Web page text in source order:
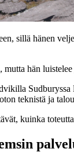
sillä hänen
hän
teknistä ja
kuinka